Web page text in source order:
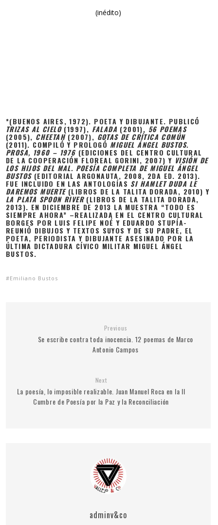
(inédito)
*(BUENOS AIRES, 1972). POETA Y DIBUJANTE. PUBLICÓ
TRIZAS AL CIELO (1997), FALADA (2001), 56 POEMAS
(2005), CHEETAH(2007), GOTAS DE CRÍTICA COMÚN
(2011). COMPILÓ Y PROLOGÓ MIGUEL ÁNGEL BUSTOS.
PROSA, 1960 – 1976 (EDICIONES DEL CENTRO CULTURAL
DE LA COOPERACIÓN FLOREAL GORINI, 2007) Y VISIÓN DE
LOS HIJOS DEL MAL. POESÍA COMPLETA DE MIGUEL ÁNGEL
BUSTOS(EDITORIAL ARGONAUTA, 2008, 2DA ED. 2013).
FUE INCLUIDO EN LAS ANTOLOGÍAS SI HAMLET DUDA LE
DAREMOS MUERTE(LIBROS DE LA TALITA DORADA, 2010) Y
LA PLATA SPOON RIVER(LIBROS DE LA TALITA DORADA,
2013). EN DICIEMBRE DE 2013 LA MUESTRA “TODO ES
SIEMPRE AHORA” –REALIZADA EN EL CENTRO CULTURAL
BORGES POR LUIS FELIPE NOÉ Y EDUARDO STUPÍA-
REUNIÓ DIBUJOS Y TEXTOS SUYOS Y DE SU PADRE, EL
POETA, PERIODISTA Y DIBUJANTE ASESINADO POR LA
ÚLTIMA DICTADURA CÍVICO MILITAR MIGUEL ÁNGEL
BUSTOS.
Emiliano Bustos
Previous
Se escribe contra toda inocencia. 12 poemas de Marco
Antonio Campos
Next
La poesía, lo imposible realizable. Juan Manuel Roca en la II
Cumbre de Poesía por la Paz y la Reconciliación
adminv&co